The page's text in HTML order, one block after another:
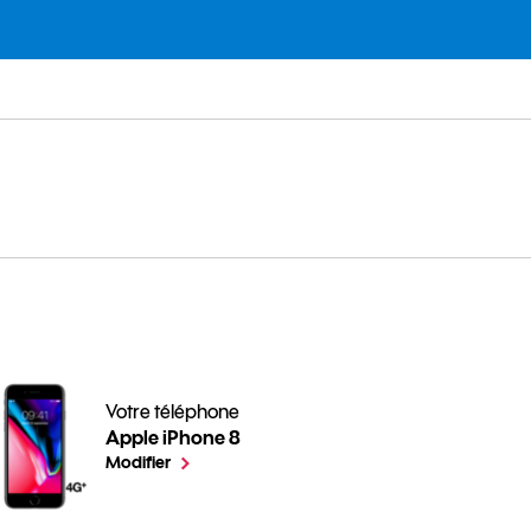
Votre téléphone
Apple iPhone 8
A quoi sert la géolocalisation de votre iPhone ? pour
Modifierle téléphone sélectionné